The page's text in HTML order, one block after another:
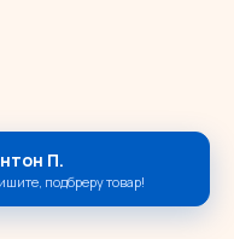
П.
подбреру товар!